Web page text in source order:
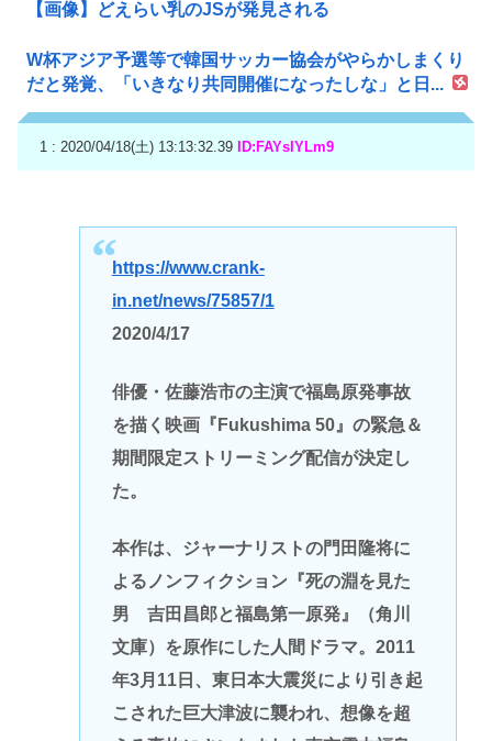
【画像】どえらい乳のJSが発見される
W杯アジア予選等で韓国サッカー協会がやらかしまくり
だと発覚、「いきなり共同開催になったしな」と日...
1 : 2020/04/18(土) 13:13:32.39 ID:FAYsIYLm9
https://www.crank-
in.net/news/75857/1
2020/4/17
俳優・佐藤浩市の主演で福島原発事故
を描く映画『Fukushima 50』の緊急＆
期間限定ストリーミング配信が決定し
た。
本作は、ジャーナリストの門田隆将に
よるノンフィクション『死の淵を見た
男 吉田昌郎と福島第一原発』（角川
文庫）を原作にした人間ドラマ。2011
年3月11日、東日本大震災により引き起
こされた巨大津波に襲われ、想像を超